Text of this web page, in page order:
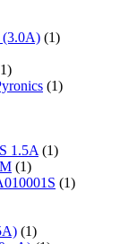
(3.0A) (1)
(1)
1.5A (1)
(1)
(1)
(1)